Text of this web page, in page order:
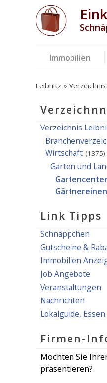
Immobilien
Leibnitz Verzeichnis
Verzeichnis
Wirtschaft (1375)
Garten und
Gärtnereinen
Link Tipps
Schnäppchen
Gutscheine &
Immobilien
Job Angebote
Veranstaltungen
Nachrichten
Lokalguide,
Firmen-
Möchten Sie
präsentieren?